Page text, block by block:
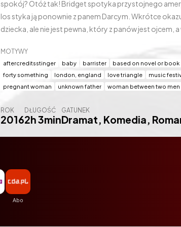
spokój? Otóż tak! Bridget spotyka przystojnego amerykanina Jacka i w tym samym czasie
los styka ją ponownie z panem Darcym. Wkrótce
dziecka, ale nie jest pewna, który z panów jest ojcem,
o względy Bridget.
MOTYWY
aftercreditsstinger baby barrister based on novel or book
forty something
london, england love triangle music
pregnant woman
unknown father woman between two men
ROK
2016
DŁUGOŚĆ
2h 3min
GATUNEK
Dramat, Komedia,